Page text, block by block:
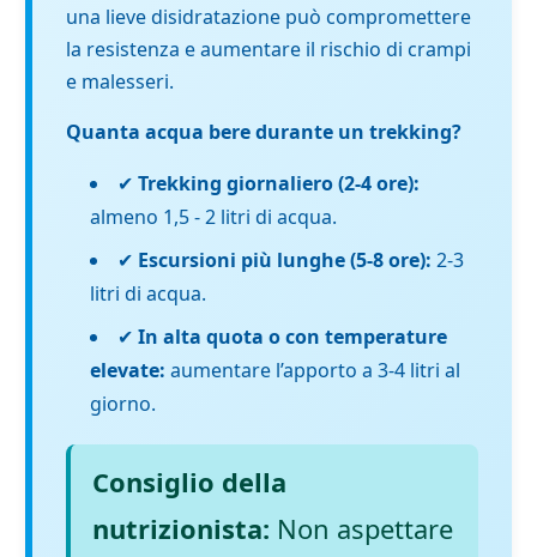
una lieve disidratazione può compromettere
la resistenza e aumentare il rischio di crampi
e malesseri.
Quanta acqua bere durante un trekking?
✔Trekking giornaliero (2-4 ore):
almeno 1,5 - 2 litri di acqua.
✔ Escursioni più lunghe (5-8 ore): 2-3
litri di acqua.
✔In alta quota o con temperature
elevate: aumentare l’apporto a 3-4 litri al
giorno.
Consiglio della
nutrizionista: Non aspettare